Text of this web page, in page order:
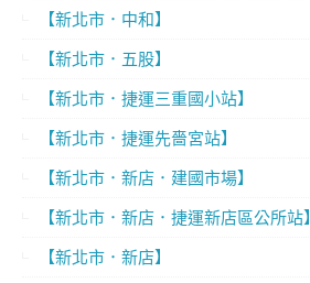
【新北市．中和】
【新北市．五股】
【新北市．捷運三重國小站】
【新北市．捷運先嗇宮站】
【新北市．新店．建國市場】
【新北市．新店．捷運新店區公所站】
【新北市．新店】